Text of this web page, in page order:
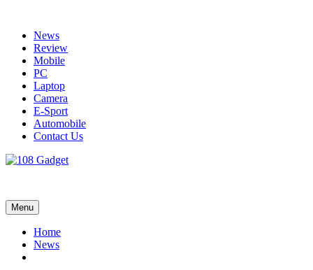
contentNews
Review
Mobile
PC
Laptop
Camera
E-Sport
Automobile
Contact Us
Menu
Home
News